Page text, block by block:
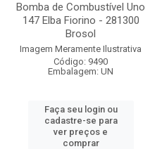
Bomba de Combustível Uno
147 Elba Fiorino - 281300
Brosol
Imagem Meramente Ilustrativa
Código: 9490
Embalagem: UN
Faça seu login ou
cadastre-se para
ver preços e
comprar